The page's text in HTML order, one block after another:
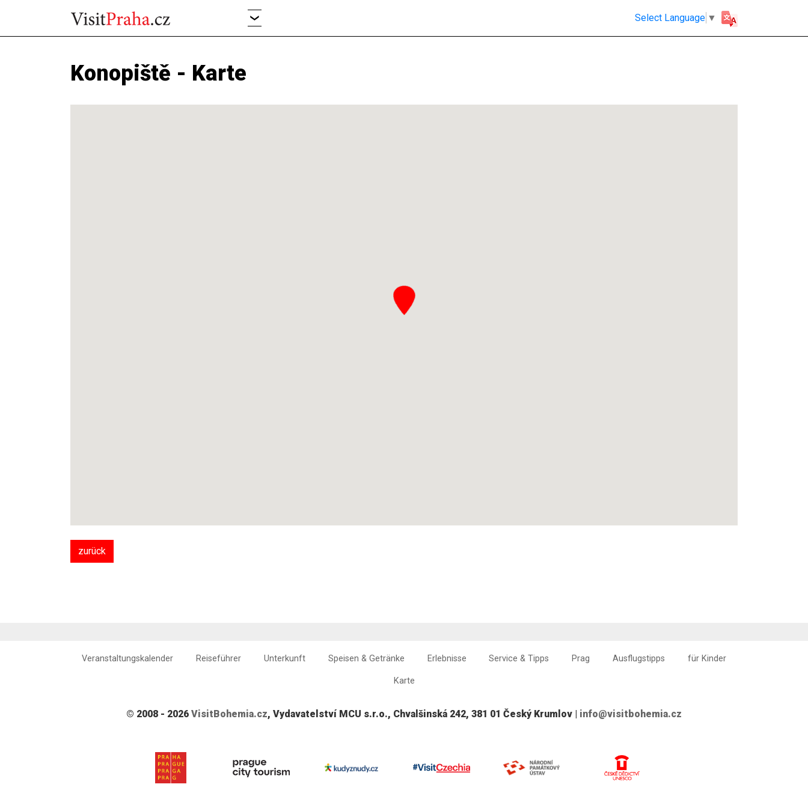
Select Language ▼
Konopiště - Karte
zurück
Veranstaltungskalender Reiseführer Unterkunft Speisen & Getränke Erlebnisse Service & Tipps Prag Ausflugstipps für Kinder
Karte
© 2008 - 2026 VisitBohemia.cz, Vydavatelství MCU s.r.o., Chvalšinská 242, 381 01 Český Krumlov | info@visitbohemia.cz